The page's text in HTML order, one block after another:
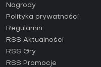
Jak aktywować klucz
Jak aktywować klucz Epic
Jak aktywować klucz GOG
Jak aktywować klucz
Jak aktywować klucz EA
Nagrody
Polityka prywatności
Regulamin
RSS Aktualności
RSS Gry
RSS Promocje